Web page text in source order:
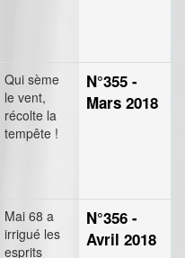
Qui sème
le vent,
récolte la
tempête !
N°355 -
Mars 2018
Mai 68 a
irrigué les
esprits
N°356 -
Avril 2018